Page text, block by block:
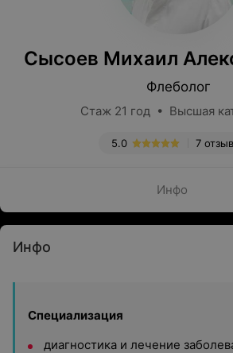
Сысоев Михаил
Флеболог
Стаж 21 год • Высшая
7
5.0
Инфо
Инфо
Специализация
диагностика и лечение